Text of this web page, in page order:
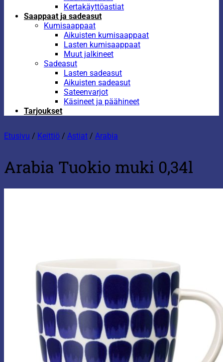
Kertakäyttöastiat
Saappaat ja sadeasut
Kumisaappaat
Aikuisten kumisaappaat
Lasten kumisaappaat
Muut jalkineet
Sadeasut
Lasten sadeasut
Aikuisten sadeasut
Sateenvarjot
Käsineet ja päähineet
Tarjoukset
Etusivu / Keittiö / Astiat / Arabia
Arabia Tuokio muki 0,34l